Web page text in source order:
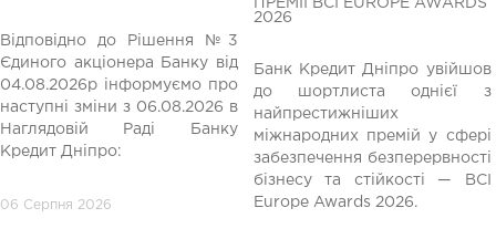
Відповідно до Рішення №3
Єдиного акціонера Банку від
04.08.2026р інформуємо про
наступні зміни з 06.08.2026 в
Наглядовій Раді Банку
Кредит Дніпро:
06 Серпня 2026
ПРЕМІЇ BCI EUROPE AWARDS
2026
Банк Кредит Дніпро увійшов
до шортлиста однієї з
найпрестижніших
міжнародних премій у сфері
забезпечення безперервності
бізнесу та стійкості — BCI
Europe Awards 2026.